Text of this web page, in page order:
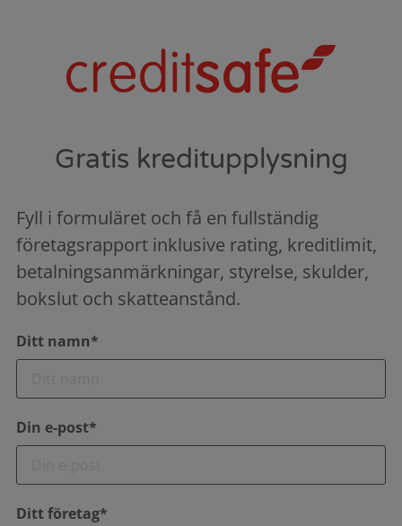
Gratis kreditupplysning
Fyll i formuläret och få en fullständig
företagsrapport inklusive rating, kreditlimit,
betalningsanmärkningar, styrelse, skulder,
bokslut och skatteanstånd.
Ditt namn*
Din e-post*
Ditt företag*